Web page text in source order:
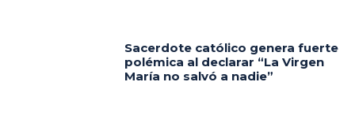
Sacerdote católico genera fuerte
polémica al declarar “La Virgen
María no salvó a nadie”